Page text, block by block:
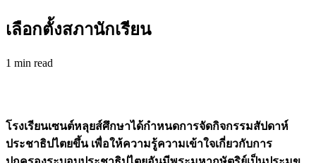
เลือกตั้งสภานักเรียน
1 min read
โรงเรียนเซนต์หลุยส์ศึกษาได้กำหนดการจัดกิจกรรมสัปดาห์
ประชาธิปไตยขึ้น เพื่อให้ความรู้ความเข้าใจเกี่ยวกับการ